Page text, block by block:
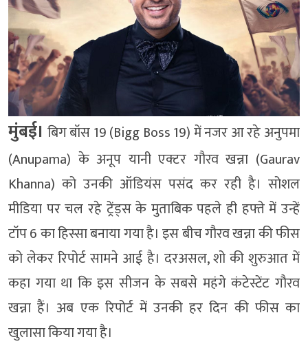
मुंबई। बिग बॉस 19 (Bigg Boss 19) में नजर आ रहे अनुपमा
(Anupama) के अनूप यानी एक्टर गौरव खन्ना (Gaurav
Khanna) को उनकी ऑडियंस पसंद कर रही है। सोशल
मीडिया पर चल रहे ट्रेंड्स के मुताबिक पहले ही हफ्ते में उन्हें
टॉप 6 का हिस्सा बनाया गया है। इस बीच गौरव खन्ना की फीस
को लेकर रिपोर्ट सामने आई है। दरअसल, शो की शुरुआत में
कहा गया था कि इस सीजन के सबसे महंगे कंटेस्टेंट गौरव
खन्ना हैं। अब एक रिपोर्ट में उनकी हर दिन की फीस का
खुलासा किया गया है।